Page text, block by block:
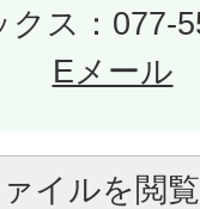
クス：077-
Eメール
イルを閲